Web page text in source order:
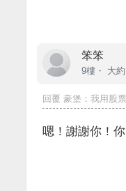
笨笨
9樓・ 大
回覆豪堡 ：我用股
嗯！謝謝你！